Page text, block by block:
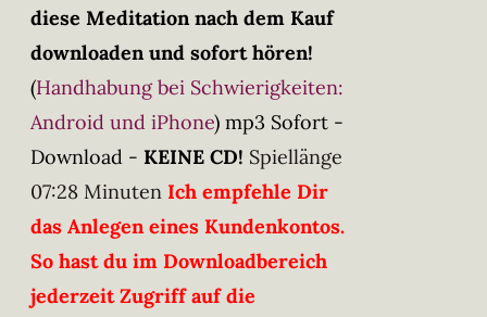
diese Meditation nach dem Kauf
downloaden und sofort hören!
(Handhabung bei Schwierigkeiten:
Android und iPhone) mp3 Sofort -
Download - KEINE CD! Spiellänge
07:28 Minuten Ich empfehle Dir
das Anlegen eines Kundenkontos.
So hast du im Downloadbereich
jederzeit Zugriff auf die